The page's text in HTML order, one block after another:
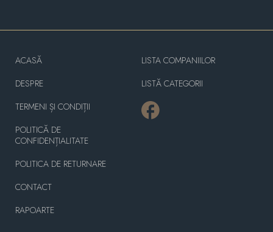
ACASĂ
DESPRE
TERMENI ȘI CONDIȚII
POLITICĂ DE
CONFIDENȚIALITATE
POLITICA DE RETURNARE
CONTACT
RAPOARTE
LISTA COMPANIILOR
LISTĂ CATEGORII